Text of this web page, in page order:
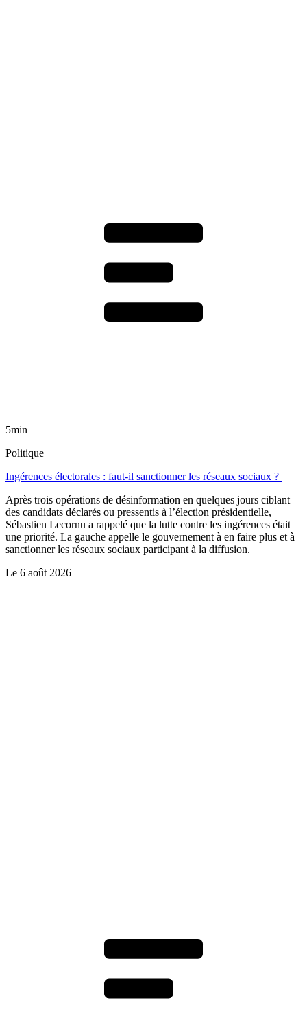
5min
Politique
Ingérences électorales : faut-il sanctionner les réseaux sociaux ?
Après trois opérations de désinformation en quelques jours ciblant
des candidats déclarés ou pressentis à l’élection présidentielle,
Sébastien Lecornu a rappelé que la lutte contre les ingérences était
une priorité. La gauche appelle le gouvernement à en faire plus et à
sanctionner les réseaux sociaux participant à la diffusion.
Le 6 août 2026